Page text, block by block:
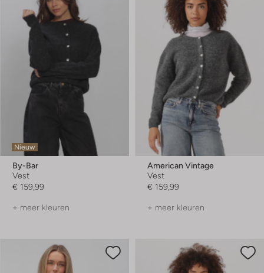
Nieuw
By-Bar
Vest
€ 159,99
+ meer kleuren
American Vintage
Vest
€ 159,99
+ meer kleuren